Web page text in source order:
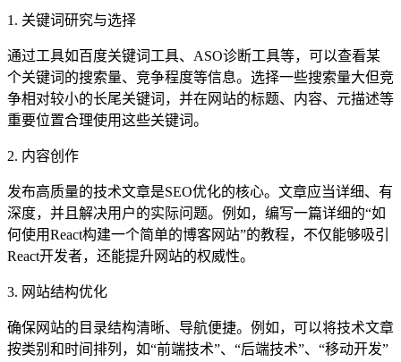
1. 关键词研究与选择
通过工具如百度关键词工具、ASO诊断工具等，可以查看某
个关键词的搜索量、竞争程度等信息。选择一些搜索量大但竞
争相对较小的长尾关键词，并在网站的标题、内容、元描述等
重要位置合理使用这些关键词。
2. 内容创作
发布高质量的技术文章是SEO优化的核心。文章应当详细、有
深度，并且解决用户的实际问题。例如，编写一篇详细的“如
何使用React构建一个简单的博客网站”的教程，不仅能够吸引
React开发者，还能提升网站的权威性。
3. 网站结构优化
确保网站的目录结构清晰、导航便捷。例如，可以将技术文章
按类别和时间排列，如“前端技术”、“后端技术”、“移动开发”